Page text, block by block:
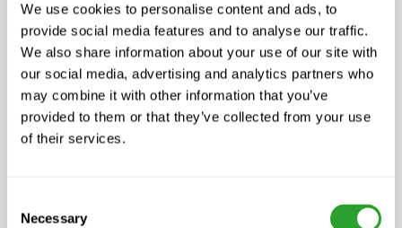
We use cookies to personalise content and ads, to
provide social media features and to analyse our traffic.
We also share information about your use of our site with
our social media, advertising and analytics partners who
may combine it with other information that you’ve
provided to them or that they’ve collected from your use
of their services.
Selection
Necessary
Stellen einige Tropfen Magnesium
hinzufügen und beide zusammen leicht
einmassieren.
Ideales Mischverhältnis: 3 Teile Emulsion -
2 Teile Magnesium